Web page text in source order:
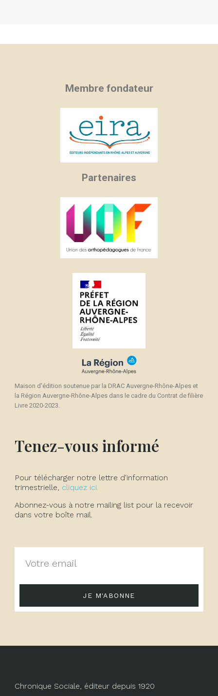
Membre fondateur
Partenaires
Maison d'édition soutenue par la DRAC Auvergne-Rhône-Alpes et
la Région Auvergne-Rhône-Alpes dans le cadre du Contrat de filière
Livre 2020-2023.
Tenez-vous informé
Pour télécharger notre lettre d'information
trimestrielle, cliquez ici.
Abonnez-vous à notre mailing list pour la recevoir
dans votre boîte mail.
JE M'ABONNE
Chronique Sociale, éditeur depuis 1920